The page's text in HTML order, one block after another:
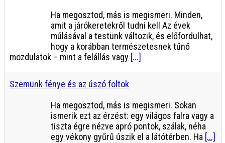
Ha megosztod, más is megismeri. Minden,
amit a járókeretekről tudni kell Az évek
múlásával a testünk változik, és előfordulhat,
hogy a korábban természetesnek tűnő
mozdulatok – mint a felállás vagy [...]
Szemünk fénye és az úszó foltok
Ha megosztod, más is megismeri. Sokan
ismerik ezt az érzést: egy világos falra vagy a
tiszta égre nézve apró pontok, szálak, néha
egy vékony gyűrű úszik el a látótérben. Ha [...]